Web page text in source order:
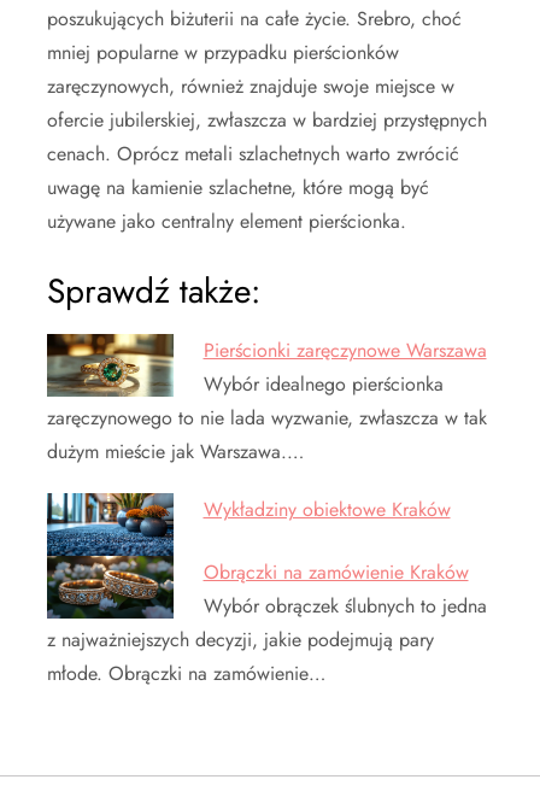
poszukujących biżuterii na całe życie. Srebro, choć
mniej popularne w przypadku pierścionków
zaręczynowych, również znajduje swoje miejsce w
ofercie jubilerskiej, zwłaszcza w bardziej przystępnych
cenach. Oprócz metali szlachetnych warto zwrócić
uwagę na kamienie szlachetne, które mogą być
używane jako centralny element pierścionka.
Sprawdź także:
Pierścionki zaręczynowe Warszawa
Wybór idealnego pierścionka
zaręczynowego to nie lada wyzwanie, zwłaszcza w tak
dużym mieście jak Warszawa.…
Wykładziny obiektowe Kraków
Obrączki na zamówienie Kraków
Wybór obrączek ślubnych to jedna
z najważniejszych decyzji, jakie podejmują pary
młode. Obrączki na zamówienie…